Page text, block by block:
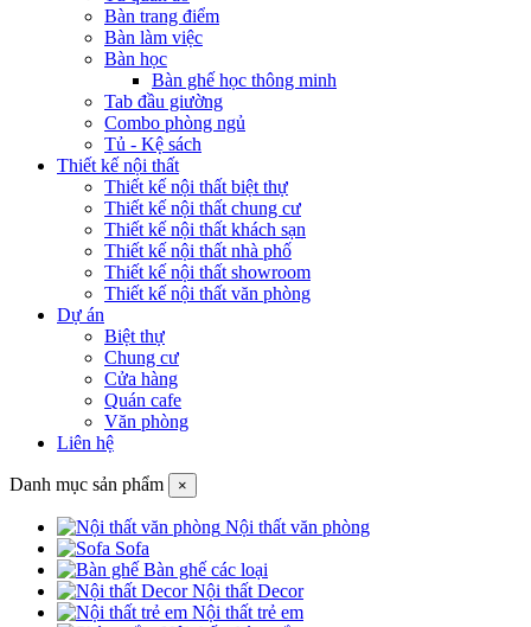
Bàn trang điểm
Bàn làm việc
Bàn học
Bàn ghế học thông minh
Tab đầu giường
Combo phòng ngủ
Tủ - Kệ sách
Thiết kế nội thất
Thiết kế nội thất biệt thự
Thiết kế nội thất chung cư
Thiết kế nội thất khách sạn
Thiết kế nội thất nhà phố
Thiết kế nội thất showroom
Thiết kế nội thất văn phòng
Dự án
Biệt thự
Chung cư
Cửa hàng
Quán cafe
Văn phòng
Liên hệ
Danh mục sản phẩm ×
Nội thất văn phòng
Sofa
Bàn ghế các loại
Nội thất Decor
Nội thất trẻ em